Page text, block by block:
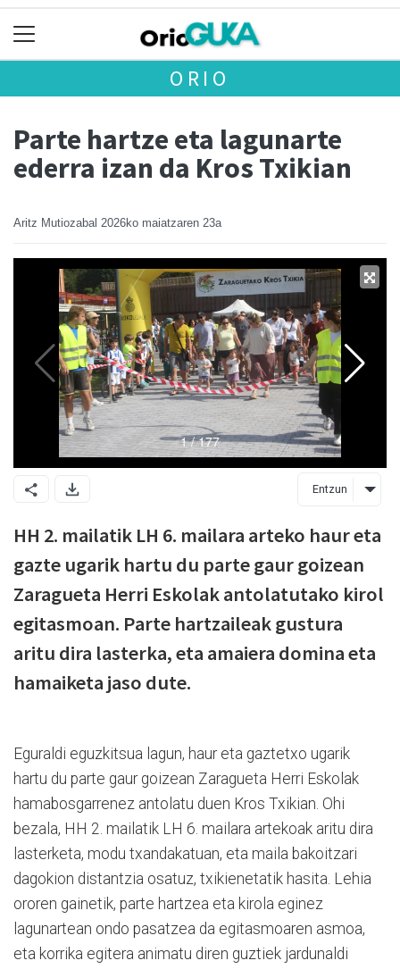
ORIO
Parte hartze eta lagunarte
ederra izan da Kros Txikian
Aritz Mutiozabal 2026ko maiatzaren 23a
Entzun
HH 2. mailatik LH 6. mailara arteko haur eta
gazte ugarik hartu du parte gaur goizean
Zaragueta Herri Eskolak antolatutako kirol
egitasmoan. Parte hartzaileak gustura
aritu dira lasterka, eta amaiera domina eta
hamaiketa jaso dute.
Eguraldi eguzkitsua lagun, haur eta gaztetxo ugarik
hartu du parte gaur goizean Zaragueta Herri Eskolak
hamabosgarrenez antolatu duen Kros Txikian. Ohi
bezala, HH 2. mailatik LH 6. mailara artekoak aritu dira
lasterketa, modu txandakatuan, eta maila bakoitzari
dagokion distantzia osatuz, txikienetatik hasita. Lehia
ororen gainetik, parte hartzea eta kirola eginez
lagunartean ondo pasatzea da egitasmoaren asmoa,
eta korrika egitera animatu diren guztiek jardunaldi